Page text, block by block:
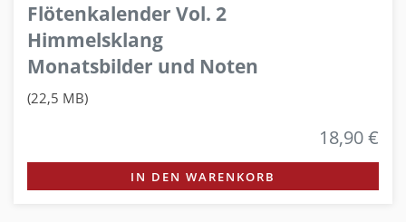
Flötenkalender Vol. 2
Himmelsklang
Monatsbilder und Noten
(22,5 MB)
18,90 €
IN DEN WARENKORB